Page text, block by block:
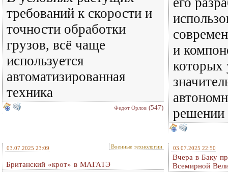
требований к скорости и
точности обработки
грузов, всё чаще
используется
автоматизированная
техника
Федот Орлов (547)
и
которых
решении
03.07.2025 23:09 Военные технологии
Британский «крот» в МАГАТЭ
03.07.2025 22:50
Вчера в Баку
Всемирной